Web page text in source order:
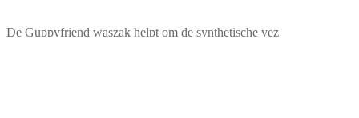
De Guppyfriend waszak helpt om de synthetische vez